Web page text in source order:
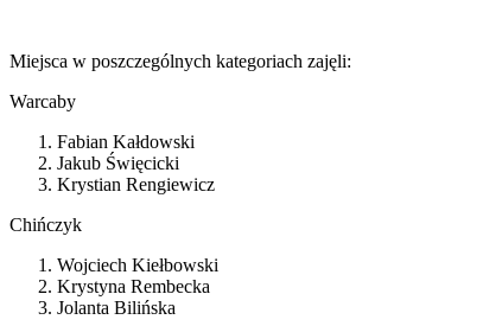
Miejsca w poszczególnych kategoriach zajęli:
Warcaby
Fabian Kałdowski
Jakub Święcicki
Krystian Rengiewicz
Chińczyk
Wojciech Kiełbowski
Krystyna Rembecka
Jolanta Bilińska